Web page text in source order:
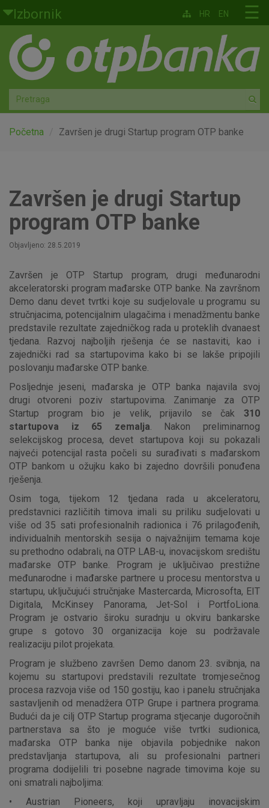
Skoči na glavni sadržaj
Izbornik
Građani
Privatno bankarstvo
Agro
Mala poduzeća i obrtnici
Globalna tržišta
Faktoring
O nama
☰
HR EN
Početna Završen je drugi Startup program OTP banke
Završen je drugi Startup
program OTP banke
Objavljeno: 28.5.2019
Završen je OTP Startup program, drugi međunarodni
akceleratorski program mađarske OTP banke. Na završnom
Demo danu devet tvrtki koje su sudjelovale u programu su
stručnjacima, potencijalnim ulagačima i menadžmentu banke
predstavile rezultate zajedničkog rada u proteklih dvanaest
tjedana. Razvoj najboljih rješenja će se nastaviti, kao i
zajednički rad sa startupovima kako bi se lakše pripojili
poslovanju mađarske OTP banke.
Posljednje jeseni, mađarska je OTP banka najavila svoj
drugi otvoreni poziv startupovima. Zanimanje za OTP
Startup program bio je velik, prijavilo se čak 310
startupova iz 65 zemalja . Nakon preliminarnog
selekcijskog procesa, devet startupova koji su pokazali
najveći potencijal rasta počeli su surađivati s mađarskom
OTP bankom u ožujku kako bi zajedno dovršili ponuđena
rješenja.
Osim toga, tijekom 12 tjedana rada u akceleratoru,
predstavnici različitih timova imali su priliku sudjelovati u
više od 35 sati profesionalnih radionica i 76 prilagođenih,
individualnih mentorskih sesija o najvažnijim temama koje
su prethodno odabrali, na OTP LAB-u, inovacijskom središtu
mađarske OTP banke. Program je uključivao prestižne
međunarodne i mađarske partnere u procesu mentorstva u
startupu, uključujući stručnjake Mastercarda, Microsofta, EIT
Digitala, McKinsey Panorama, Jet-Sol i PortfoLiona.
Program je ostvario široku suradnju u okviru bankarske
grupe s gotovo 30 organizacija koje su podržavale
realizaciju pilot projekata.
Program je službeno završen Demo danom 23. svibnja, na
kojemu su startupovi predstavili rezultate tromjesečnog
procesa razvoja više od 150 gostiju, kao i panelu stručnjaka
sastavljenih od menadžera OTP Grupe i partnera programa.
Budući da je cilj OTP Startup programa stjecanje dugoročnih
partnerstava sa što je moguće više tvrtki sudionica,
mađarska OTP banka nije objavila pobjednike nakon
predstavljanja startupova, ali su profesionalni partneri
programa dodijelili tri posebne nagrade timovima koje su
oni smatrali najboljima:
• Austrian Pioneers, koji upravljaju inovacijskim